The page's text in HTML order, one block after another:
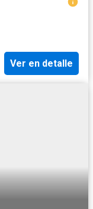
Ver en detalle